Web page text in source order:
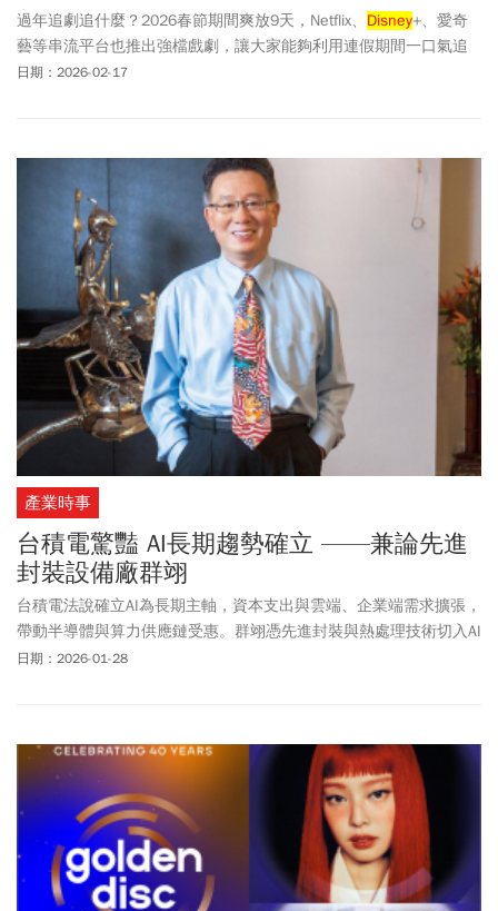
過年追劇追什麼？2026春節期間爽放9天，Netflix、 Disney+、愛奇
藝等串流平台也推出強檔戲劇，讓大家能夠利用連假期間一口氣追
完熱播電影、戲劇，就連YouTube上也推出好幾檔24小時馬拉松式
日期：2026-02-17
產業時事
台積電驚豔 AI長期趨勢確立 ——兼論先進
封裝設備廠群翊
台積電法說確立AI為長期主軸，資本支出與雲端、企業端需求擴張，
帶動半導體與算力供應鏈受惠。群翊憑先進封裝與熱處理技術切入AI
與玻璃基板趨勢，毛利率攀升、訂單滿載，成為受惠指標。
日期：2026-01-28